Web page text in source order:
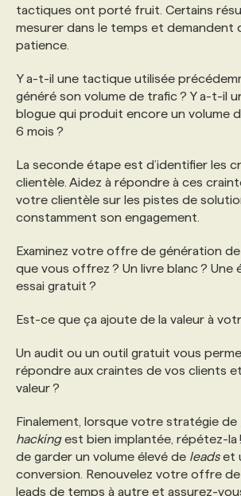
tactiques ont porté fruit. Certains
mesurer dans le temps et demandent
patience.
Y a-t-il une tactique utilisée
généré son volume de trafic ? Y a-t-il
blogue qui produit encore un volume
6 mois ?
La seconde étape est d’identifier les
clientèle. Aidez à répondre à ces
votre clientèle sur les pistes de
constamment son engagement.
Examinez votre offre de génération de
que vous offrez ? Un livre blanc ? Une
essai gratuit ?
Est-ce que ça ajoute de la valeur à
Un audit ou un outil gratuit vous
répondre aux craintes de vos clients
valeur ?
Finalement, lorsque votre stratégie de
hackingest bien implantée, répétez-la
de garder un volume élevé de leadset
conversion. Renouvelez votre offre
leads de temps à autre et assurez-